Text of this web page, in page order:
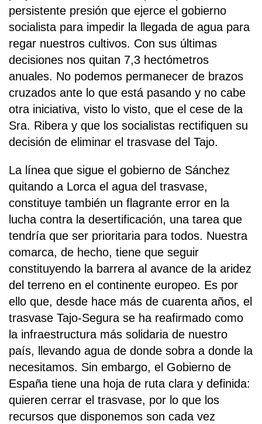
persistente presión que ejerce el gobierno
socialista para impedir la llegada de agua para
regar nuestros cultivos. Con sus últimas
decisiones nos quitan 7,3 hectómetros
anuales. No podemos permanecer de brazos
cruzados ante lo que está pasando y no cabe
otra iniciativa, visto lo visto, que el cese de la
Sra. Ribera y que los socialistas rectifiquen su
decisión de eliminar el trasvase del Tajo.
La línea que sigue el gobierno de Sánchez
quitando a Lorca el agua del trasvase,
constituye también un flagrante error en la
lucha contra la desertificación, una tarea que
tendría que ser prioritaria para todos. Nuestra
comarca, de hecho, tiene que seguir
constituyendo la barrera al avance de la aridez
del terreno en el continente europeo. Es por
ello que, desde hace más de cuarenta años, el
trasvase Tajo-Segura se ha reafirmado como
la infraestructura más solidaria de nuestro
país, llevando agua de donde sobra a donde la
necesitamos. Sin embargo, el Gobierno de
España tiene una hoja de ruta clara y definida:
quieren cerrar el trasvase, por lo que los
recursos que disponemos son cada vez